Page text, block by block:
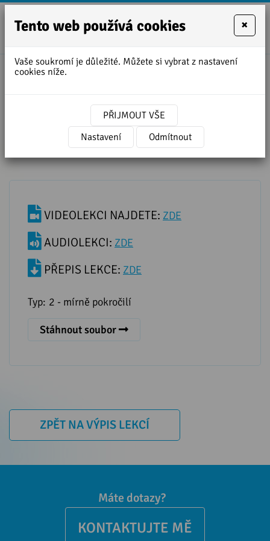
950
UNSTOPPABLE - SIA
VIDEOLEKCI NAJDETE: ZDE
AUDIOLEKCI: ZDE
PŘEPIS LEKCE: ZDE
Typ: 2 - mírně pokročilí
Stáhnout soubor
ZPĚT NA VÝPIS LEKCÍ
Máte dotazy?
KONTAKTUJTE MĚ
Tento web používá cookies ×
Vaše soukromí je důležité. Můžete si vybrat z nastavení
cookies níže.
PŘIJMOUT VŠE
Nastavení
Odmítnout